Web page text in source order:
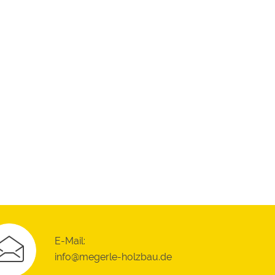
E-Mail:
info@megerle-holzbau.de